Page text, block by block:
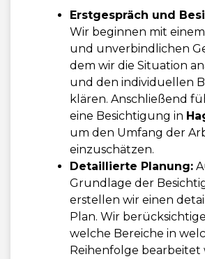
Erstgespräch und
Wir beginnen mit
und unverbindlichen
dem wir die Situation
und den individuellen
klären. Anschließend
eine Besichtigung in
um den Umfang der
einzuschätzen.
Detaillierte Planung:
Grundlage der
erstellen wir einen
Plan. Wir
welche Bereiche in
Reihenfolge bearbeitet